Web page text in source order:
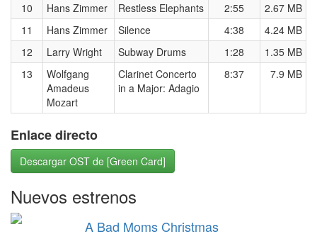
10
Hans Zimmer Restless Elephants 2:55
2.67 MB
11
Hans Zimmer Silence 4:38
4.24 MB
12
Larry Wright Subway Drums 1:28
1.35 MB
13
Wolfgang
Amadeus
Mozart
Clarinet Concerto
in a Major: Adagio
8:37 7.9 MB
Enlace directo
Descargar OST de [Green Card]
Nuevos estrenos
A Bad Moms Christmas